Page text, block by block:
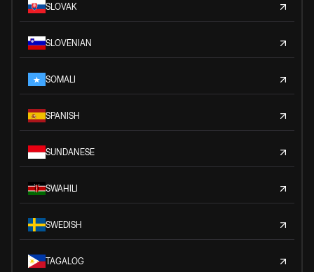
SLOVAK
SLOVENIAN
SOMALI
SPANISH
SUNDANESE
SWAHILI
SWEDISH
TAGALOG